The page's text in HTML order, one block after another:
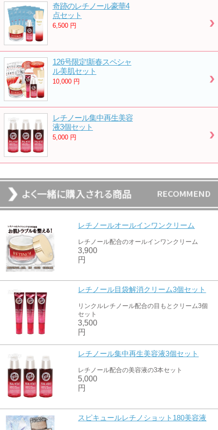
奇跡のレチノール豪華4
点セット
6,500 円
126号限定!新春スペシャ
ル美肌セット
10,000 円
レチノール集中再生美容
液3個セット
5,000 円
レチノールオールインワンクリーム
レチノール配合のオールインワンクリーム
3,900
円
レチノール目袋解消クリーム3個セット
リンクルレチノール配合の目もとクリーム3個
セット
3,500
円
レチノール集中再生美容液3個セット
レチノール配合の美容液の3本セット
5,000
円
スピキュールレチノショット180美容液